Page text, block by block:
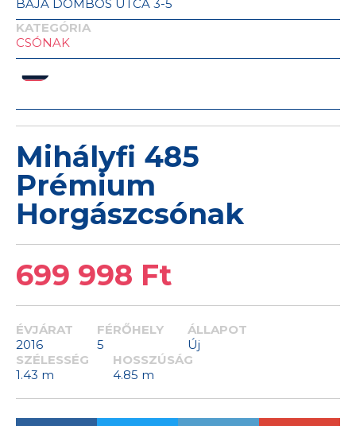
BAJA DOMBOS UTCA 3-5
KATEGÓRIA
CSÓNAK
Mihályfi 485
Prémium
Horgászcsónak
699 998 Ft
ÉVJÁRAT
2016
FÉRŐHELY
5
ÁLLAPOT
Új
SZÉLESSÉG
1.43 m
HOSSZÚSÁG
4.85 m